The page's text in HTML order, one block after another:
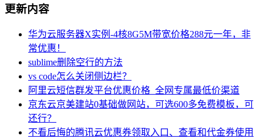
更新内容
华为云服务器X实例-4核8G5M带宽价格288元一年，非
常优惠！
sublime删除空行的方法
vs code怎么关闭侧边栏？
阿里云短信群发平台优惠价格_全网专属最低价渠道
京东云京美建站0基础做网站，可选600多免费模板，可
还行？
不看后悔的腾讯云优惠券领取入口、查看和代金券使用